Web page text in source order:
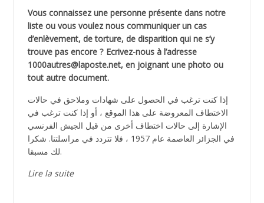
Vous connaissez une personne présente dans notre
liste ou vous voulez nous communiquer un cas
d’enlèvement, de torture, de disparition qui ne s’y
trouve pas encore ? Ecrivez-nous à l’adresse
1000autres@laposte.net, en joignant une photo ou
tout autre document.
إذا كنت ترغب في الحصول على شهادات وملاحق في حالات
الاختطاف المعروضة على هذا الموقع ، أو إذا كنت ترغب في
الإشارة إلى حالات اختطاف أخرى من قبل الجيش الفرنسي
في الجزائر العاصمة عام 1957 ، فلا تتردد في مراسلتنا. شكرا
لك مسبقا.
Lire la suite